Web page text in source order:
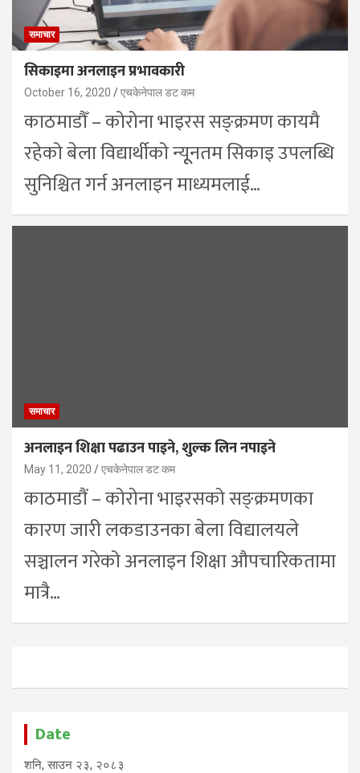
समाचार
सिकाइमा अनलाइन प्रभावकारी
October 16, 2020 एचकेनेपाल डट कम
काठमाडौँ – कोरोना भाइरस सङ्क्रमण कायमै
रहेको बेला विद्यार्थीको न्यूूनतम सिकाइ उपलब्धि
सुनिश्चित गर्न अनलाइन माध्यमलाई…
समाचार
अनलाइन शिक्षा पढाउन पाइने, शुल्क लिन नपाइने
May 11, 2020 एचकेनेपाल डट कम
काठमाडौं – कोरोना भाइरसको सङ्क्रमणका
कारण जारी लकडाउनका बेला विद्यालयले
सञ्चालन गरेको अनलाइन शिक्षा औपचारिकतामा
मात्रै…
Date
शनि, साउन २३, २०८३